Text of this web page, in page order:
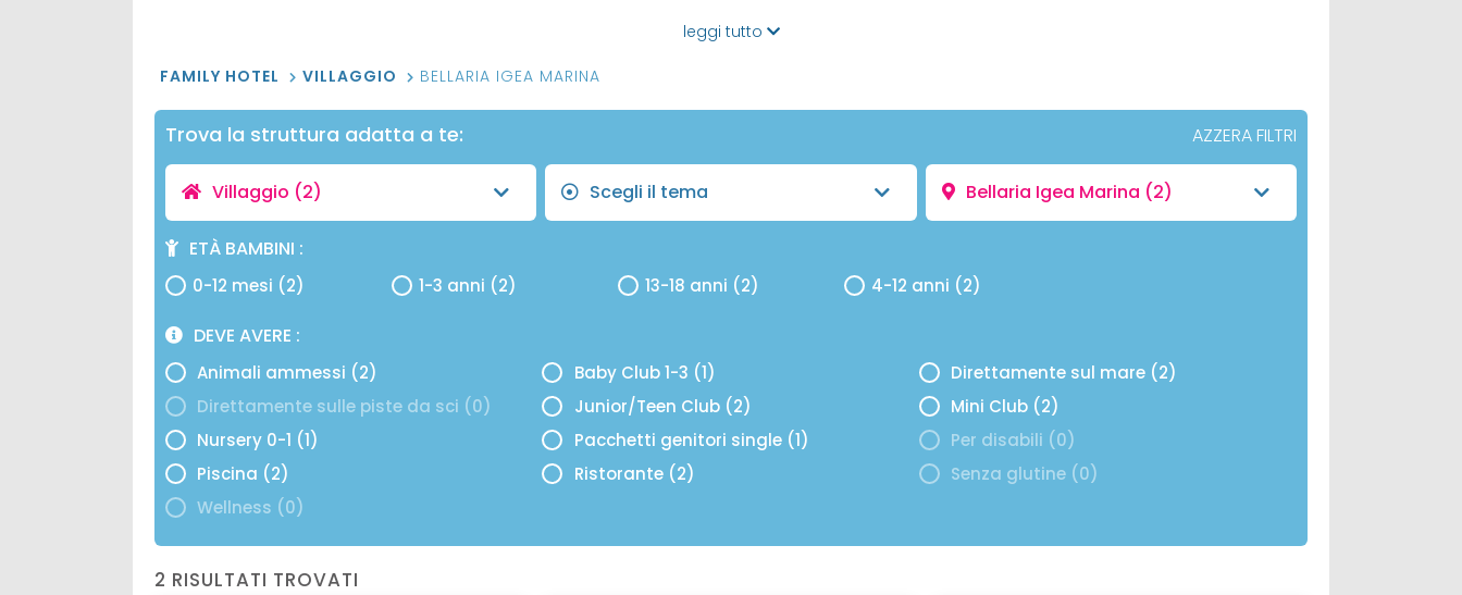
leggi tutto
FAMILY HOTEL VILLAGGIO BELLARIA IGEA MARINA
Trova la struttura adatta a te: AZZERA FILTRI
Villaggio (2) Scegli il tema Bellaria Igea Marina (2)
ETÀ BAMBINI
0-12 mesi (2) 1-3 anni (2) 13-18 anni (2) 4-12 anni (2)
DEVE AVERE
Animali ammessi (2) Baby Club 1-3 (1)
Direttamente sul mare (2)
Direttamente sulle piste da sci (0)
Junior/Teen Club (2)
Mini Club (2)
Nursery 0-1 (1)
Pacchetti genitori single (1)
Per disabili (0)
Piscina (2)
Ristorante (2)
Senza glutine (0)
Wellness (0)
2 RISULTATI TROVATI